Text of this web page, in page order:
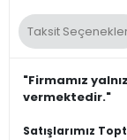
Taksit
"Firmamız
vermektedir."
Satışlarımız